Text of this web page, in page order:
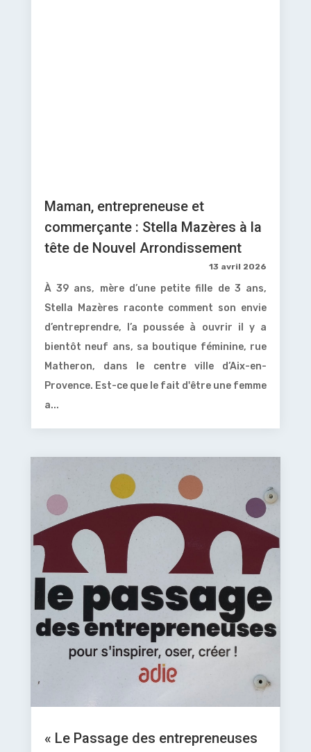
Maman, entrepreneuse et
commerçante : Stella Mazères à la
tête de Nouvel Arrondissement
13 avril 2026
À 39 ans, mère d’une petite fille de 3 ans,
Stella Mazères raconte comment son envie
d’entreprendre, l’a poussée à ouvrir il y a
bientôt neuf ans, sa boutique féminine, rue
Matheron, dans le centre ville d’Aix-en-
Provence. Est-ce que le fait d'être une femme
a...
« Le Passage des entrepreneuses